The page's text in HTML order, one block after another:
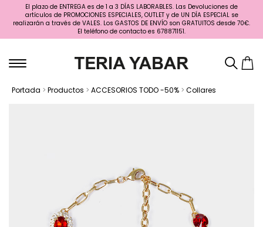
El plazo de ENTREGA es de 1 a 3 DÍAS LABORABLES. Las Devoluciones de
artículos de PROMOCIONES ESPECIALES, OUTLET y de UN DÍA ESPECIAL se
realizarán a través de VALES. Los GASTOS DE ENVÍO son GRATUITOS desde 70€.
El teléfono de contacto es 678871151.
Portada > Productos > ACCESORIOS TODO -50% > Collares